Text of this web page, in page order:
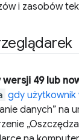
i zasobów
49 lub
gdy użytkownik
danych” na